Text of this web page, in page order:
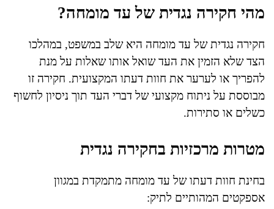
מהי חקירה נגדית של עד מומחה?
חקירה נגדית של עד מומחה היא שלב במשפט, במהלכו
הצד שלא הזמין את העד שואל אותו שאלות על מנת
להפריך או לערער את חוות דעתו המקצועית. חקירה זו
מבוססת על ניתוח מקצועי של דברי העד תוך ניסיון לחשוף
כשלים או סתירות.
מטרות מרכזיות בחקירה נגדית
בחינת חוות דעתו של עד מומחה מתמקדת במגוון
אספקטים המהותיים לתיק: